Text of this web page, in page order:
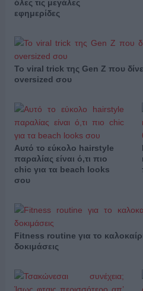
όλες τις μεγάλες
εφημερίδες
Το viral trick της Gen Z που
oversized σου
Αυτό το εύκολο hairstyle
παραλίας είναι ό,τι πιο
chic για τα beach looks
σου
Fitness routine για το
δοκιμάσεις